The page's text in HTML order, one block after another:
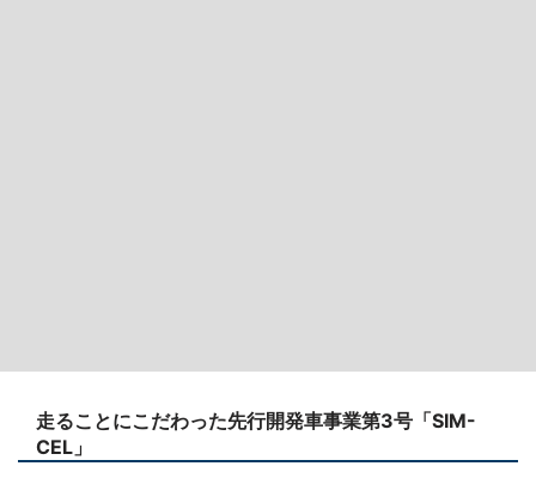
走ることにこだわった先行開発車事業第3号「SIM-
CEL」